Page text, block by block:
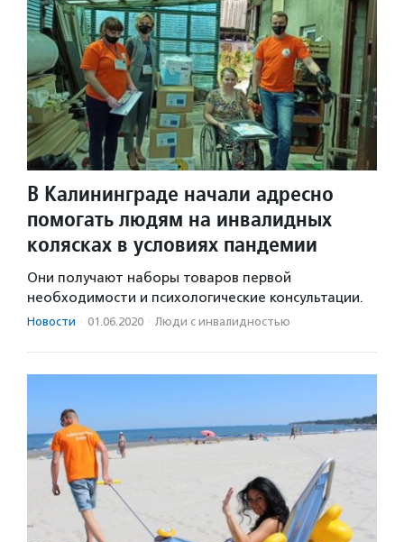
В Калининграде начали адресно
помогать людям на инвалидных
колясках в условиях пандемии
Они получают наборы товаров первой
необходимости и психологические консультации.
Новости · 01.06.2020 · Люди с инвалидностью